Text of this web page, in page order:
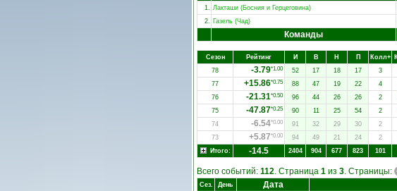
1. Лакташи (Босния и Герцеговина)
2. Газель (Чад)
Команды
Сезон Рейтинг И В Н П Колл+
78
-3.79*1.00 52 17 18 17 3
77
+15.86*0.75 88 47 19 22 4
76
-21.31*0.50 96 44 26 26 2
75
-47.87*0.25 90 11 25 54 2
74
-6.54*0.00 91 32 29 30 2
73
+5.87*0.00 94 49 21 24 2
Итого:
-14.5 2404 904 677 823 101
Всего событий: 112. Страница 1 из 3. Страницы:
Сез. День Дата